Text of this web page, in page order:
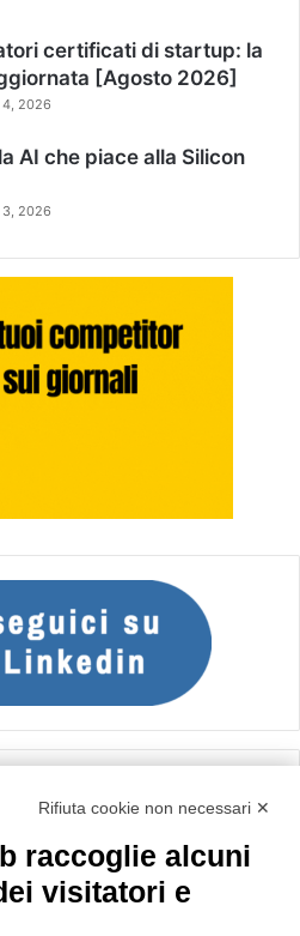
certificati di startup: la
[Agosto 2026]
2026
AI che piace alla Silicon
2026
(€):
Rifiuta cookie non necessari ✕
raccoglie alcuni
visitatori e